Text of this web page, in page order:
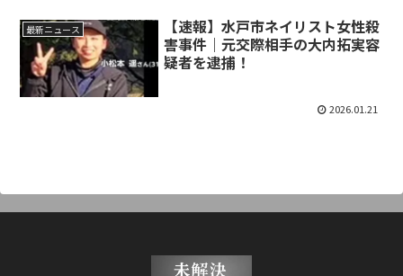
最新ニュース
【速報】水戸市ネイリスト女性殺
害事件｜元交際相手の大内拓実容
疑者を逮捕！
2026.01.21